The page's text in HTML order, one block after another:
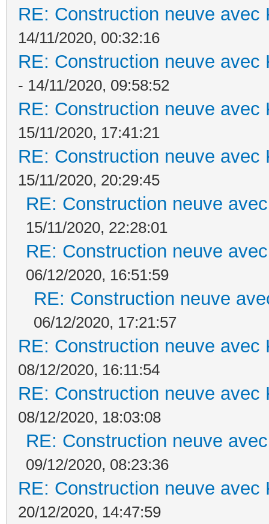
RE: Construction neuve avec
14/11/2020, 00:32:16
RE: Construction neuve avec
- 14/11/2020, 09:58:52
RE: Construction neuve avec
15/11/2020, 17:41:21
RE: Construction neuve avec
15/11/2020, 20:29:45
RE: Construction neuve
15/11/2020, 22:28:01
RE: Construction neuve
06/12/2020, 16:51:59
RE: Construction neuve
06/12/2020, 17:21:57
RE: Construction neuve avec
08/12/2020, 16:11:54
RE: Construction neuve avec
08/12/2020, 18:03:08
RE: Construction neuve
09/12/2020, 08:23:36
RE: Construction neuve avec
20/12/2020, 14:47:59